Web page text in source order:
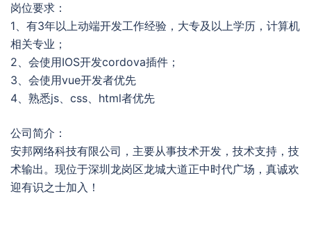
岗位要求：
1、有3年以上动端开发工作经验，大专及以上学历，计算机
相关专业；
2、会使用IOS开发cordova插件；
3、会使用vue开发者优先
4、熟悉js、css、html者优先
公司简介：
安邦网络科技有限公司，主要从事技术开发，技术支持，技
术输出。现位于深圳龙岗区龙城大道正中时代广场，真诚欢
迎有识之士加入！